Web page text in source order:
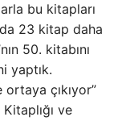
bu kitapları
23 kitap daha
50. kitabını
yaptık.
çıkıyor”
ve